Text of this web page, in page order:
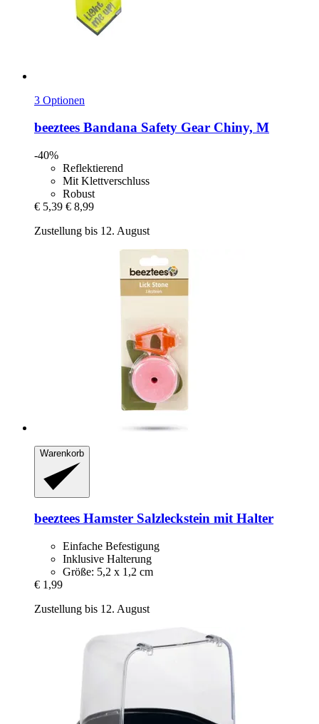
3 Optionen
beeztees Bandana Safety Gear Chiny, M
-40%
Reflektierend
Mit Klettverschluss
Robust
€ 5,39 € 8,99
Zustellung bis 12. August
Warenkorb
beeztees Hamster Salzleckstein mit Halter
Einfache Befestigung
Inklusive Halterung
Größe: 5,2 x 1,2 cm
€ 1,99
Zustellung bis 12. August